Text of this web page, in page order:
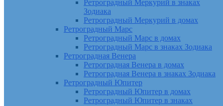
Ретроградный Меркурий в знаках
Зодиака
Ретроградный Меркурий в домах
Ретроградный Марс
Ретроградный Марс в домах
Ретроградный Марс в знаках Зодиака
Ретроградная Венера
Ретроградная Венера в домах
Ретроградная Венера в знаках Зодиака
Ретроградный Юпитер
Ретроградный Юпитер в домах
Ретроградный Юпитер в знаках